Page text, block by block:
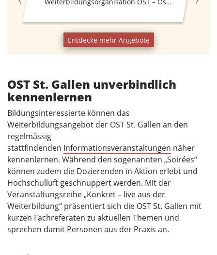
Entdecke mehr Angebote
OST St. Gallen unverbindlich
kennenlernen
Bildungsinteressierte können das
Weiterbildungsangebot der OST St. Gallen an den
regelmässig
stattfindenden Informationsveranstaltungen näher
kennenlernen. Während den sogenannten „Soirées“
können zudem die Dozierenden in Aktion erlebt und
Hochschulluft geschnuppert werden. Mit der
Veranstaltungsreihe „Konkret – live aus der
Weiterbildung“ präsentiert sich die OST St. Gallen mit
kurzen Fachreferaten zu aktuellen Themen und
sprechen damit Personen aus der Praxis an.